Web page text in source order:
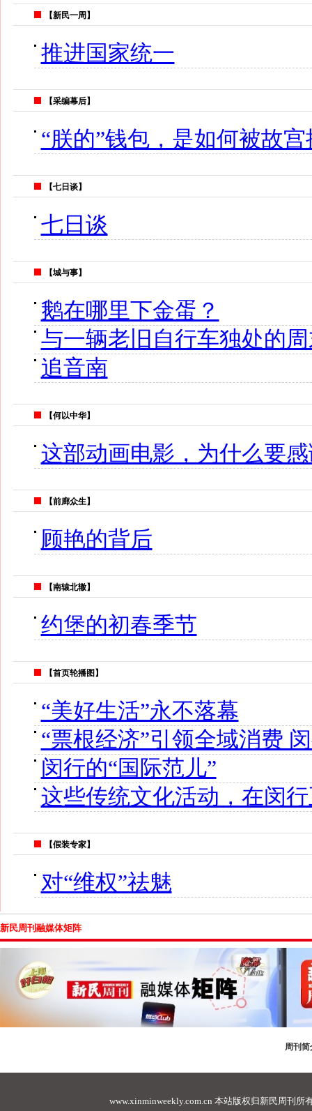
【新民一周】
推进国家统一
【采编幕后】
“朕的”钱包，是如何被故
【七日谈】
七日谈
【城与事】
鹅在哪里下金蛋？
与一辆老旧自行车独处的
追音南
【何以中华】
这部动画电影，为什么要
【前廊众生】
顾艳的背后
【南辕北辙】
约堡的初春季节
【首页轮播图】
“美好生活”永不落幕
“票根经济”引领全域消费
闵行的“国际范儿”
这些传统文化活动，在闵行
【假装专家】
对“维权”祛魅
新民周刊融媒体矩阵
周刊简
www.xinminweekly.com.cn 本站版权归新民周刊所